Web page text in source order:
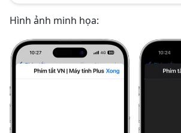
Hình ảnh minh họa: